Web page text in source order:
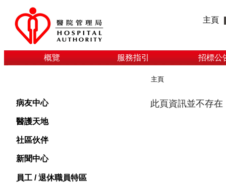
主頁
概覽 服務指引 招標公
病友中心
醫護天地
社區伙伴
新聞中心
員工 / 退休職員特區
主頁